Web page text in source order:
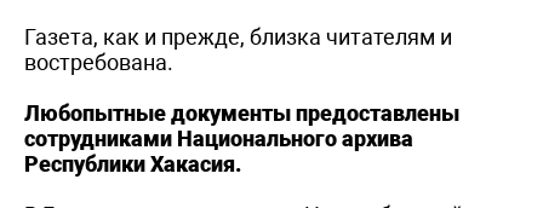
Газета, как и прежде, близка читателям и
востребована.
Любопытные документы предоставлены
сотрудниками Национального архива
Республики Хакасия.